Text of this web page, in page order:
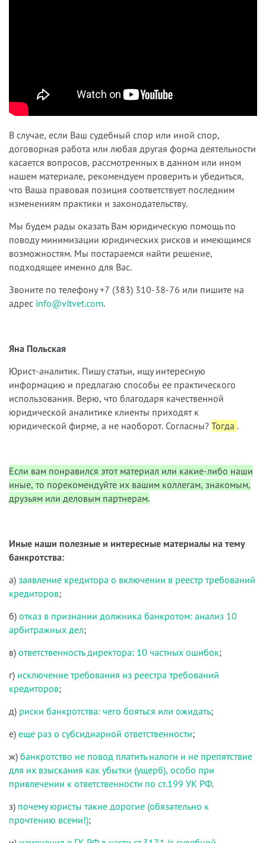
В случае, если Ваш судебный спор или иной спор,
договорная работа или любая другая форма деятельности
касается вопросов, рассмотренных в данном или ином
нашем материале, рекомендуем проверить и убедиться,
что Ваша правовая позиция соответствует последним
изменениям практики и законодательству.
Мы будем рады оказать Вам юридическую помощь по
поводу минимизации юридических рисков и имеющимся
возможностям. Мы постараемся найти решение,
подходящее именно для Вас.
Звоните по телефону +7 (383) 310-38-76 или пишите на
адрес info@vitvet.com.
Яна Польская
Юрист-аналитик. Пишу статьи, ищу интересную
информацию и предлагаю способы ее практического
использования. Верю, что благодаря качественной
юридической аналитике клиенты приходят к
юридической фирме, а не наоборот. Согласны? Тогда .
Если вам понравился этот материал или какие-либо наши
иные, то порекомендуйте их вашим коллегам, знакомым,
друзьям или деловым партнерам.
Иные наши полезные и интересные материалы на тему
банкротства:
а) заявление кредитора о включении в реестр требований
кредиторов;
б) отказ в признании должника банкротом: анализ 10
арбитражных дел;
в) ответственность директора: 10 частных ошибок;
г) исключение требования из реестра требований
кредиторов;
д) риски банкротства: чего бояться или ожидать;
е) еще раз о субсидиарной ответственности;
ж) банкротство не повод платить налоги и не препятствие
для их взыскания как убытки (ущерб), особо при
привлечении к ответственности по ст.199 УК РФ.
з) почему юристы такие дорогие (обязательно к
прочтению всеми!);